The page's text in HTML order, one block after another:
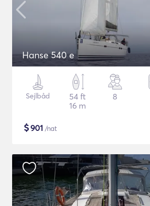
Hanse 540 e
Sejlbåd
54 ft
16 m
8
$901 /nat